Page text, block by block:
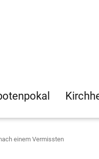
einem Vermissten